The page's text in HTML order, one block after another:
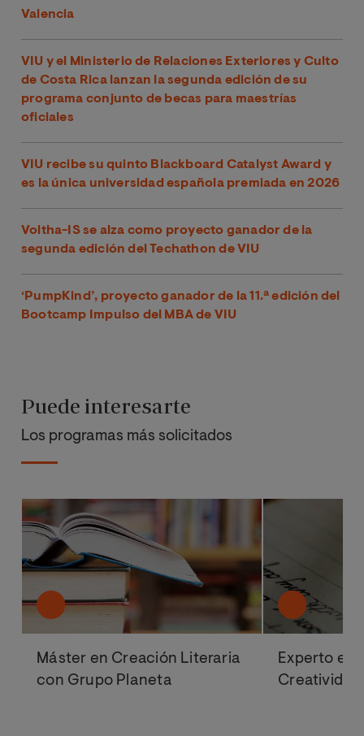
Valencia
VIU y el Ministerio de Relaciones Exteriores y Culto
de Costa Rica lanzan la segunda edición de su
programa conjunto de becas para maestrías
oficiales
VIU recibe su quinto Blackboard Catalyst Award y
es la única universidad española premiada en 2026
Voltha-IS se alza como proyecto ganador de la
segunda edición del Techathon de VIU
‘PumpKind’, proyecto ganador de la 11.ª edición del
Bootcamp Impulso del MBA de VIU
Puede interesarte
Los programas más solicitados
Máster en Creación Literaria
con Grupo Planeta
Experto en
Creatividad